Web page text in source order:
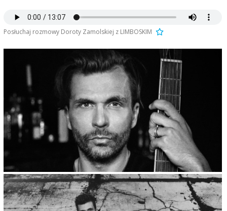
Posłuchaj rozmowy Doroty Zamolskiej z LIMBOSKIM